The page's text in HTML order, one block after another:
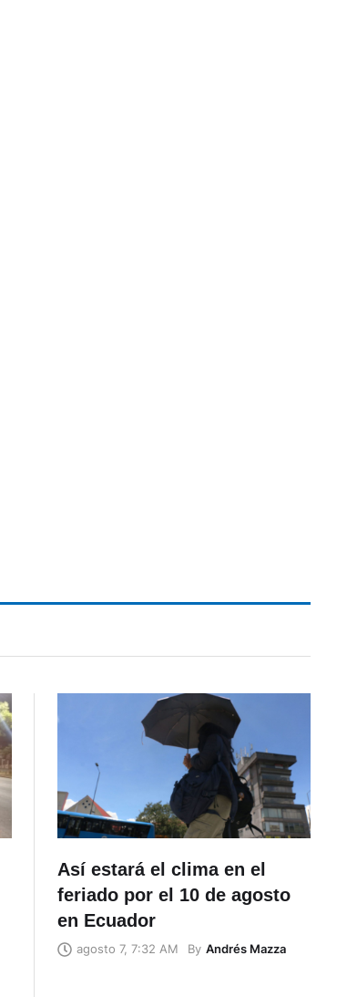
Así estará el clima en el
feriado por el 10 de agosto
en Ecuador
agosto 7, 7:32 AM By Andrés Mazza